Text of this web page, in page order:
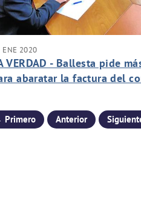
ENE 2020
VERDAD - Ballesta pide
abaratar la factura del
Anterior